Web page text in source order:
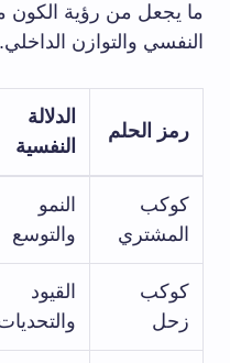
ما يجعل من رؤية الكون
النفسي والتوازن الداخلي.
رمز الحلم
الدلالة
النفسية
كوكب
المشتري
النمو
والتوسع
كوكب
زحل
القيود